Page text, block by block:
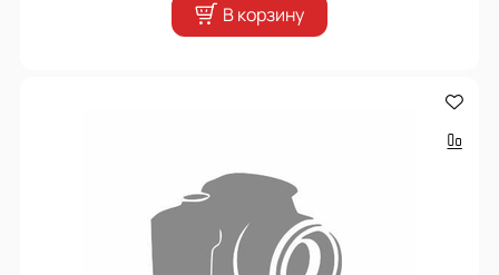
В корзину